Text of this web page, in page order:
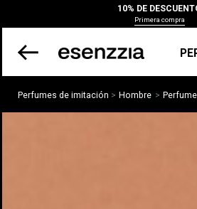
10% DE
Primera compra
Perfumes de imitación Hombre